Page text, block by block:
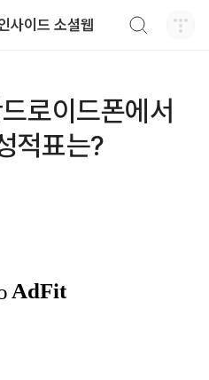
사이드 소셜웹
로이드폰에서
적표는?